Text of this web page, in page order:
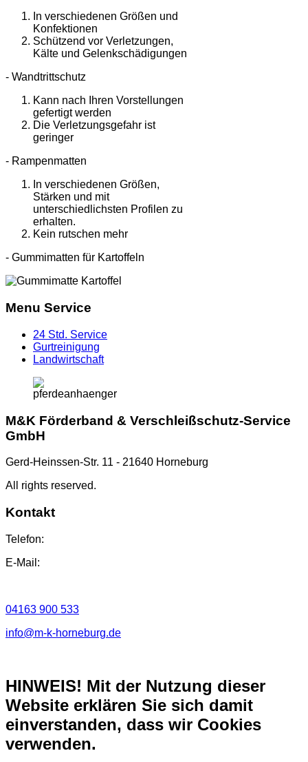
In verschiedenen Größen und
Konfektionen
Schützend vor Verletzungen,
Kälte und Gelenkschädigungen
- Wandtrittschutz
Kann nach Ihren Vorstellungen
gefertigt werden
Die Verletzungsgefahr ist
geringer
- Rampenmatten
In verschiedenen Größen,
Stärken und mit
unterschiedlichsten Profilen zu
erhalten.
Kein rutschen mehr
- Gummimatten für Kartoffeln
Menu Service
24 Std. Service
Gurtreinigung
Landwirtschaft
M&K Förderband & Verschleißschutz-Service
GmbH
Gerd-Heinssen-Str. 11 - 21640 Horneburg
All rights reserved.
Kontakt
Telefon:
E-Mail:
04163 900 533
info@m-k-horneburg.de
HINWEIS! Mit der Nutzung dieser
Website erklären Sie sich damit
einverstanden, dass wir Cookies
verwenden.